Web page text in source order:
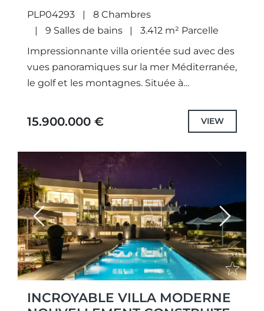
PLP04293
8 Chambres
9 Salles de bains
3.412 m² Parcelle
Impressionnante villa orientée sud avec des
vues panoramiques sur la mer Méditerranée,
le golf et les montagnes. Située à
nord de La...
15.900.000 € VIEW
Previous Next
INCROYABLE VILLA MODERNE